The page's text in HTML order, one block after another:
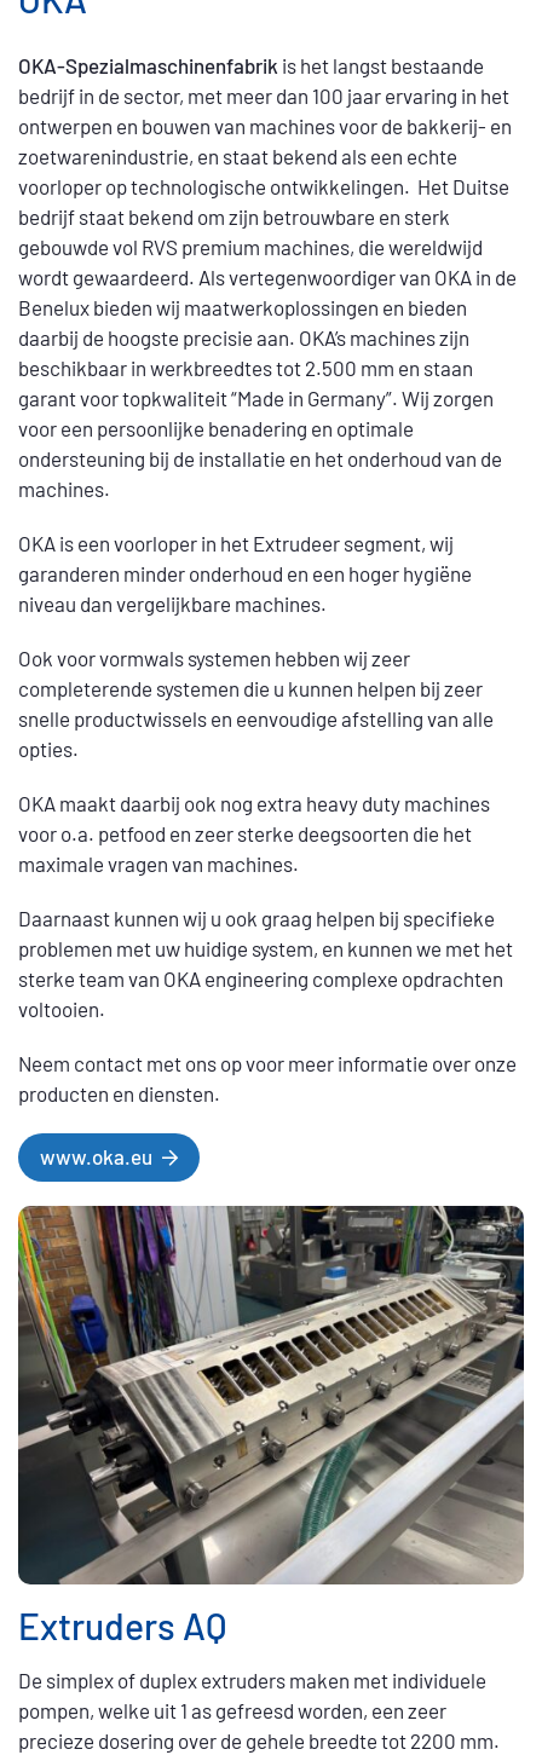
OKA-Spezialmaschinenfabrik is het langst bestaande
bedrijf in de sector, met meer dan 100 jaar ervaring in het
ontwerpen en bouwen van machines voor de bakkerij- en
zoetwarenindustrie, en staat bekend als een echte
voorloper op technologische ontwikkelingen. Het Duitse
bedrijf staat bekend om zijn betrouwbare en sterk
gebouwde vol RVS premium machines, die wereldwijd
wordt gewaardeerd. Als vertegenwoordiger van OKA in de
Benelux bieden wij maatwerkoplossingen en bieden
daarbij de hoogste precisie aan. OKA’s machines zijn
beschikbaar in werkbreedtes tot 2.500 mm en staan
garant voor topkwaliteit “Made in Germany”. Wij zorgen
voor een persoonlijke benadering en optimale
ondersteuning bij de installatie en het onderhoud van de
machines.
OKA is een voorloper in het Extrudeer segment, wij
garanderen minder onderhoud en een hoger hygiëne
niveau dan vergelijkbare machines.
Ook voor vormwals systemen hebben wij zeer
completerende systemen die u kunnen helpen bij zeer
snelle productwissels en eenvoudige afstelling van alle
opties.
OKA maakt daarbij ook nog extra heavy duty machines
voor o.a. petfood en zeer sterke deegsoorten die het
maximale vragen van machines.
Daarnaast kunnen wij u ook graag helpen bij specifieke
problemen met uw huidige system, en kunnen we met het
sterke team van OKA engineering complexe opdrachten
voltooien.
Neem contact met ons op voor meer informatie over onze
producten en diensten.
www.oka.eu
Extruders AQ
De simplex of duplex extruders maken met individuele
pompen, welke uit 1 as gefreesd worden, een zeer
precieze dosering over de gehele breedte tot 2200 mm.